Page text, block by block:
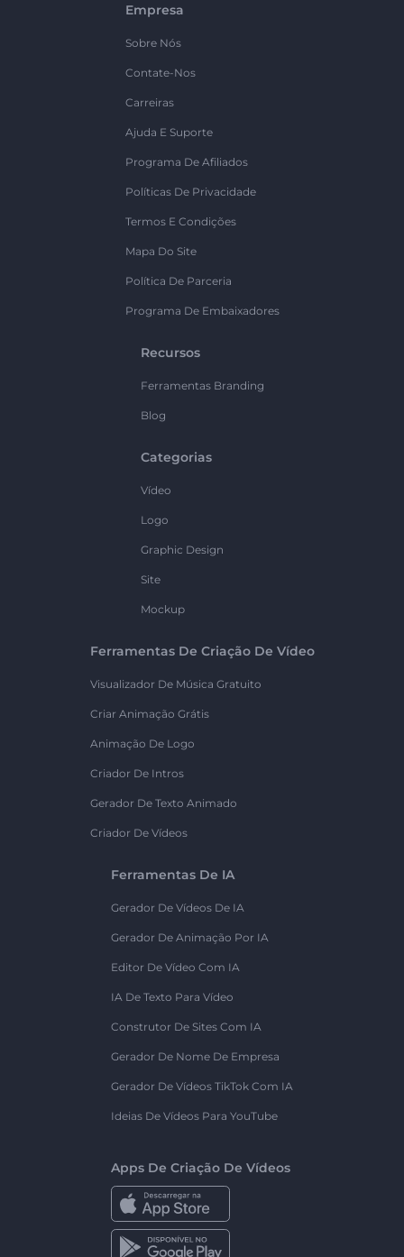
Empresa
Sobre Nós
Contate-Nos
Carreiras
Ajuda E Suporte
Programa De Afiliados
Políticas De Privacidade
Termos E Condições
Mapa Do Site
Política De Parceria
Programa De Embaixadores
Recursos
Ferramentas Branding
Blog
Categorias
Vídeo
Logo
Graphic Design
Site
Mockup
Ferramentas De Criação De Vídeo
Visualizador De Música Gratuito
Criar Animação Grátis
Animação De Logo
Criador De Intros
Gerador De Texto Animado
Criador De Vídeos
Ferramentas De IA
Gerador De Vídeos De IA
Gerador De Animação Por IA
Editor De Vídeo Com IA
IA De Texto Para Vídeo
Construtor De Sites Com IA
Gerador De Nome De Empresa
Gerador De Vídeos TikTok Com IA
Ideias De Vídeos Para YouTube
Apps De Criação De Vídeos